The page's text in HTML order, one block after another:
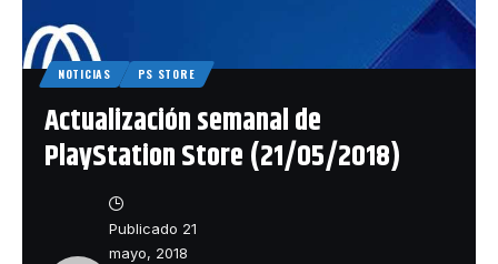
NOTICIAS PS STORE
Actualización semanal de
PlayStation Store (21/05/2018)
Publicado 21
mayo, 2018